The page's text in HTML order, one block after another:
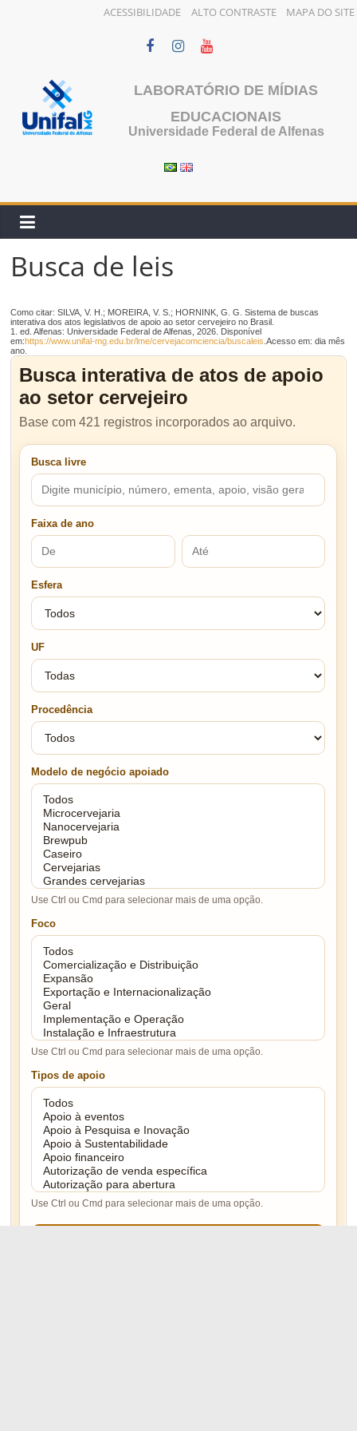
ACESSIBILIDADE ALTO CONTRASTE MAPA DO SITE
conteúdo
LABORATÓRIO DE MÍDIAS
EDUCACIONAIS
Universidade Federal de Alfenas
Busca de leis
Como citar: SILVA, V. H.; MOREIRA, V. S.; HORNINK, G. G. Sistema de buscas
interativa dos atos legislativos de apoio ao setor cervejeiro no Brasil.
1. ed. Alfenas: Universidade Federal de Alfenas, 2026. Disponível
em:https://www.unifal-mg.edu.br/lme/cervejacomciencia/buscaleis .Acesso em: dia mês
ano.